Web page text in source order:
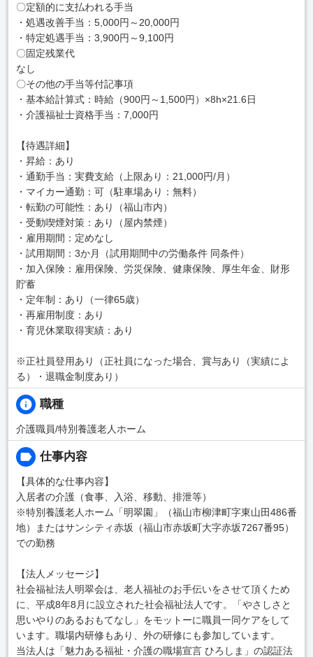
〇定額的に支払われる手当
・処遇改善手当：5,000円～20,000円
・特定処遇手当：3,900円～9,100円
〇固定残業代
なし
〇その他の手当等付記事項
・基本給計算式：時給（900円～1,500円）×8h×21.6日
・介護福祉士資格手当：7,000円
【待遇詳細】
・昇給：あり
・通勤手当：実費支給（上限あり：21,000円/月）
・マイカー通勤：可（駐車場あり：無料）
・転勤の可能性：あり（福山市内）
・受動喫煙対策：あり（屋内禁煙）
・雇用期間：定めなし
・試用期間：3か月（試用期間中の労働条件 同条件）
・加入保険：雇用保険、労災保険、健康保険、厚生年金、財形
貯蓄
・定年制：あり（一律65歳）
・再雇用制度：あり
・育児休業取得実績：あり
※正社員登用あり（正社員になった場合、賞与あり（実績によ
る）・退職金制度あり）
職種
介護職員/特別養護老人ホーム
仕事内容
【具体的な仕事内容】
入居者の介護（食事、入浴、移動、排泄等）
※特別養護老人ホーム「明翠園」（福山市柳津町字東山田486番
地）またはサンシティ赤坂（福山市赤坂町大字赤坂7267番95）
での勤務
【法人メッセージ】
社会福祉法人明翠会は、老人福祉のお手伝いをさせて頂くため
に、平成8年8月に設立された社会福祉法人です。「やさしさと
思いやりのあるおもてなし」をモットーに職員一同ケアをして
います。職場内研修もあり、外の研修にも参加しています。
当法人は「魅力ある福祉・介護の職場宣言 ひろしま」の認証法